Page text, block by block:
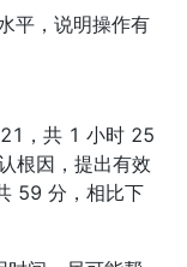
平，说明操作有
，共 1 小时 25
根因，提出有效
59 分，相比下